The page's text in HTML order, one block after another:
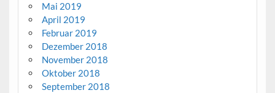
Mai 2019
April 2019
Februar 2019
Dezember 2018
November 2018
Oktober 2018
September 2018